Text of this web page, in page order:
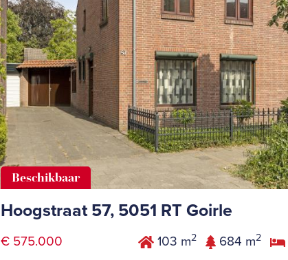
Beschikbaar
Hoogstraat 57, 5051 RT Goirle
€ 575.000 103 m2 684 m2